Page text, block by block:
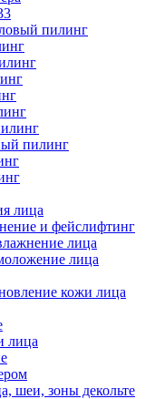
пилинг
пилинг
лица
и фейслифтинг
лица
лица
кожи лица
лица
шеи, зоны декольте